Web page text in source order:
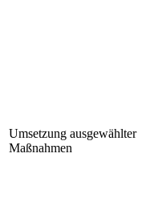
Umsetzung ausgewählter
Maßnahmen